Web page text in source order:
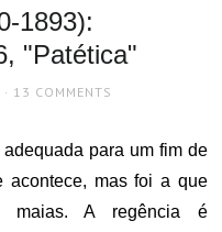
1893):
"Patética"
13 COMMENTS
para um fim de
acontece, mas foi a que
maias. A regência é